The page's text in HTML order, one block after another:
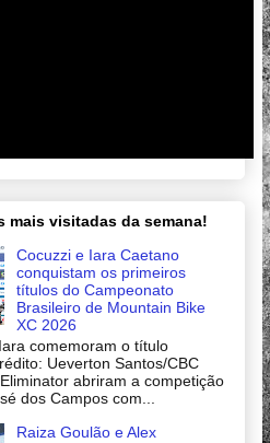
mais visitadas da semana!
Cocuzzi e Iara Caetano
conquistam os primeiros
títulos do Campeonato
Brasileiro de Mountain Bike
XC 2026
comemoram o título
Ueverton Santos/CBC
abriram a competição
dos Campos com...
Raiza Goulão e Alex